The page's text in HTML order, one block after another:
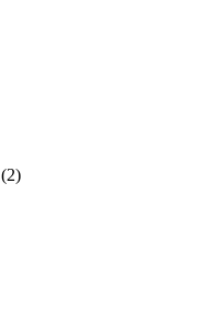
(2)